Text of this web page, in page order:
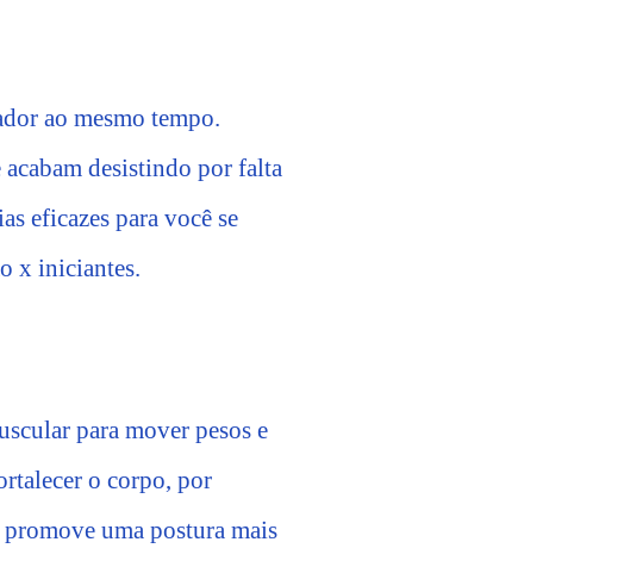
ao mesmo tempo.
desistindo por falta
eficazes para você se
x iniciantes.
para mover pesos e
o corpo, por
uma postura mais